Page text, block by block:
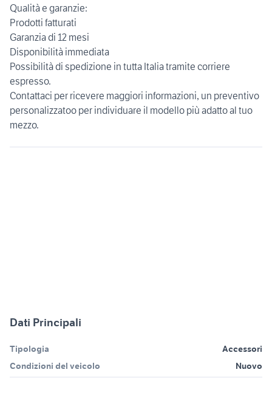
Qualità e garanzie:
Prodotti fatturati
Garanzia di 12 mesi
Disponibilità immediata
Possibilità di spedizione in tutta Italia tramite corriere
espresso.
Contattaci per ricevere maggiori informazioni, un preventivo
personalizzatoo per individuare il modello più adatto al tuo
mezzo.
Dati Principali
Tipologia
Accessori
Condizioni del veicolo
Nuovo